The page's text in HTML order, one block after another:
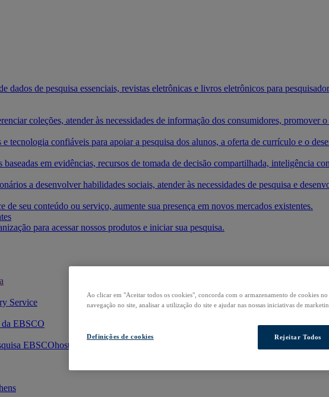
dados de pesquisa essenciais, revistas eletrônicas e livros eletrônicos para
coleções, atender às necessidades de informação dos consumidores, promover
e tecnologia confiáveis para apoiar a pesquisa dos alunos, a oferta de currículo e o
baseadas em evidências, recursos de tomada de decisão compartilhada, inteligência
a desenvolver habilidades sociais, atender às necessidades de pesquisa e
de seu conteúdo ou serviço, aumente sua presença em novos mercados existentes.
para acessar nossos produtos e iniciar sua pesquisa.
Service
EBSCO
EBSCOhost
Ao clicar em "Aceitar todos os cookies", concorda com o armazenamento de cookies
navegação no site, analisar a utilização do site e ajudar nas nossas iniciativas de
Definições de cookies Rejeitar Todos